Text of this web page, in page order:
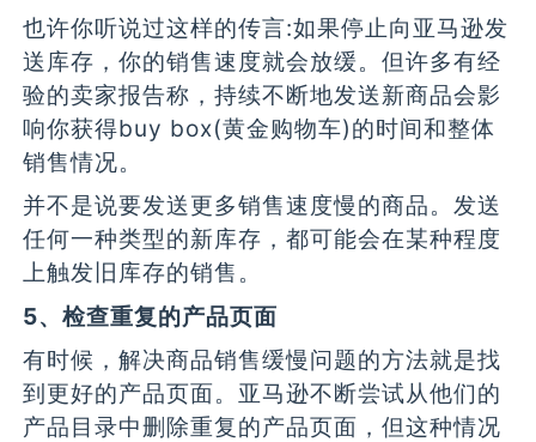
也许你听说过这样的传言:如果停止向亚马逊发
送库存，你的销售速度就会放缓。但许多有经
验的卖家报告称，持续不断地发送新商品会影
响你获得buy box(黄金购物车)的时间和整体
销售情况。
并不是说要发送更多销售速度慢的商品。发送
任何一种类型的新库存，都可能会在某种程度
上触发旧库存的销售。
5、检查重复的产品页面
有时候，解决商品销售缓慢问题的方法就是找
到更好的产品页面。亚马逊不断尝试从他们的
产品目录中删除重复的产品页面，但这种情况